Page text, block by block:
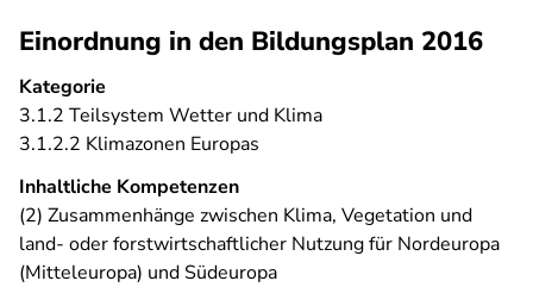
Einordnung in den Bildungsplan 2016
Kategorie
3.1.2 Teilsystem Wetter und Klima
3.1.2.2 Klimazonen Europas
Inhaltliche Kompetenzen
(2) Zusammenhänge zwischen Klima, Vegetation und
land- oder forstwirtschaftlicher Nutzung für Nordeuropa
(Mitteleuropa) und Südeuropa